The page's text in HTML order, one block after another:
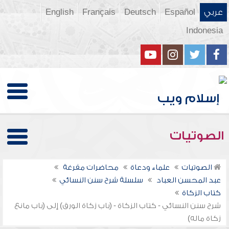
عربي Español
Deutsch
Français
English
Indonesia
الصوتيات
الصوتيات علماء ودعاة
محاضرات مفرغة
عبد المحسن العباد
سلسلة شرح سنن النسائي
كتاب الزكاة
شرح سنن النسائي - كتاب الزكاة - (باب زكاة الورق) إلى (باب مانع
زكاة ماله)